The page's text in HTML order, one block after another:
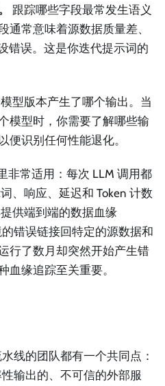
跟踪哪些字段最常发生语义
通常意味着源数据质量差、
错误。这是你迭代提示词的
型版本产生了哪个输出。当
模型时，你需要了解哪些输
便识别任何性能退化。
非常适用：每次 LLM 调用都
、响应、延迟和 Token 计数
供端到端的数据血缘
的错误链接回特定的源数据和
行了数月却突然开始产生错
血缘追踪至关重要。
线的团队都有一个共同点：
输出的、不可信的外部服